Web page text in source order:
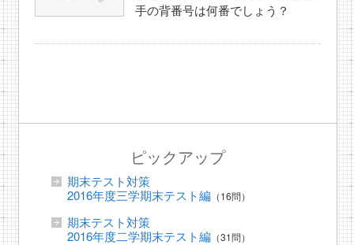
手の背番号は何番でしょう？
ピックアップ
期末テスト対策
2016年度三学期末テスト編（16問）
期末テスト対策
2016年度二学期末テスト編（31問）